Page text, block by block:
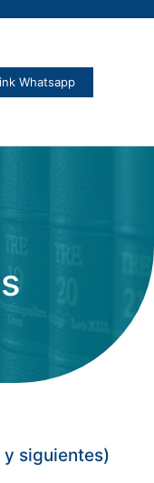
Whatsapp
siguientes)